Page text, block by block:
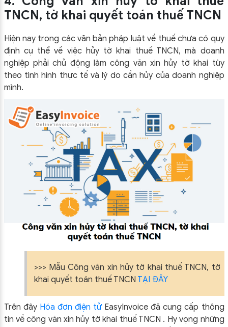
TNCN, tờ khai quyết toán thuế TNCN
Hiện nay trong các văn bản pháp luật về thuế chưa có quy
định cụ thể về việc hủy tờ khai thuế TNCN, mà doanh
nghiệp phải chủ động làm công văn xin hủy tờ khai tùy
theo tình hình thực tế và lý do cần hủy của doanh nghiệp
mình.
>>> MẫuCông văn xin hủy tờ khai thuế TNCN, tờ
khai quyết toán thuế TNCN TẠI ĐÂY
Trên đây Hóa đơn điện tử EasyInvoice đã cung cấp thông
tin về công văn xin hủy tờ khai thuế TNCN . Hy vọng những